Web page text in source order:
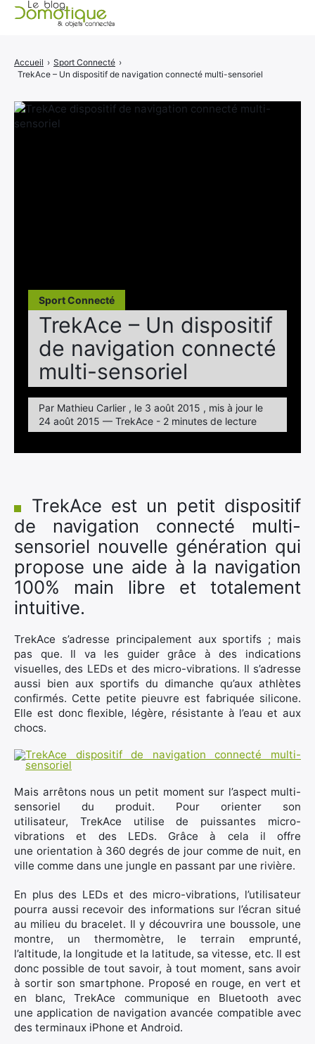
Sport Connecté
TrekAce – Un dispositif
de navigation connecté
multi-sensoriel
Par Mathieu Carlier , le 3 août 2015 , mis à jour le
24 août 2015 — TrekAce - 2 minutes de lecture
Accueil › Sport Connecté ›
TrekAce – Un dispositif de navigation connecté multi-sensoriel
TrekAce est un petit dispositif
de navigation connecté multi-
sensoriel nouvelle génération qui
propose une aide à la navigation
100% main libre et totalement
intuitive.
TrekAce s’adresse principalement aux sportifs ; mais
pas que. Il va les guider grâce à des indications
visuelles, des LEDs et des micro-vibrations. Il s’adresse
aussi bien aux sportifs du dimanche qu’aux athlètes
confirmés. Cette petite pieuvre est fabriquée silicone.
Elle est donc flexible, légère, résistante à l’eau et aux
chocs.
Mais arrêtons nous un petit moment sur l’aspect multi-
sensoriel du produit. Pour orienter son
utilisateur, TrekAce utilise de puissantes micro-
vibrations et des LEDs. Grâce à cela il offre
une orientation à 360 degrés de jour comme de nuit, en
ville comme dans une jungle en passant par une rivière.
En plus des LEDs et des micro-vibrations, l’utilisateur
pourra aussi recevoir des informations sur l’écran situé
au milieu du bracelet. Il y découvrira une boussole, une
montre, un thermomètre, le terrain emprunté,
l’altitude, la longitude et la latitude, sa vitesse, etc. Il est
donc possible de tout savoir, à tout moment, sans avoir
à sortir son smartphone. Proposé en rouge, en vert et
en blanc, TrekAce communique en Bluetooth avec
une application de navigation avancée compatible avec
des terminaux iPhone et Android.
Catégories
A propos